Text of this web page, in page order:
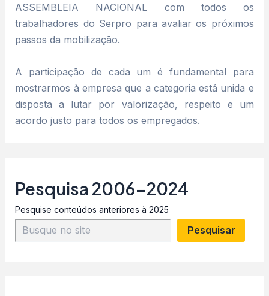
ASSEMBLEIA NACIONAL com todos os
trabalhadores do Serpro para avaliar os próximos
passos da mobilização.
A participação de cada um é fundamental para
mostrarmos à empresa que a categoria está unida e
disposta a lutar por valorização, respeito e um
acordo justo para todos os empregados.
Pesquisa 2006-2024
Pesquise conteúdos anteriores à 2025
Pesquisar